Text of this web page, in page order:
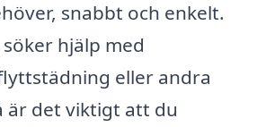
snabbt och enkelt.
hjälp med
eller andra
är det viktigt att du